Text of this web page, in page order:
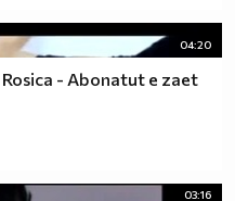
04:20
- Abonatut e zaet
03:16